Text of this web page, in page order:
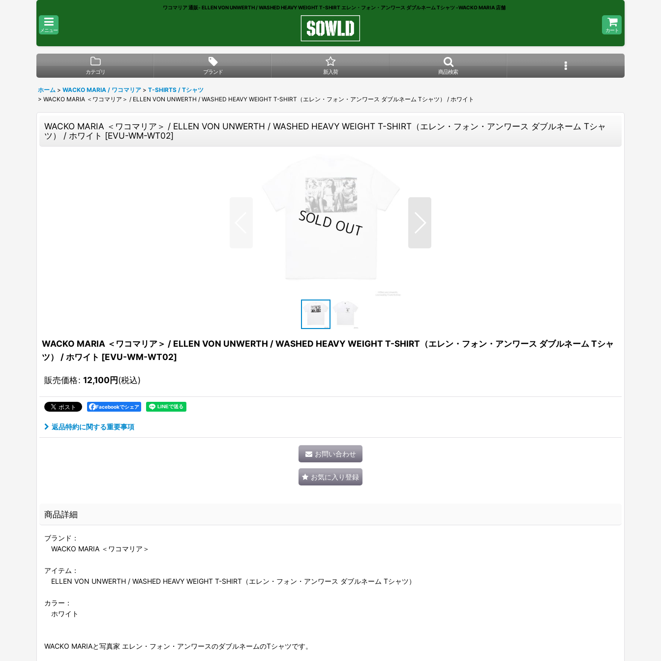
ワコマリア 通販- ELLEN VON UNWERTH / WASHED HEAVY WEIGHT T-SHIRT エレン・フォン・アンワース ダブルネーム Tシャツ -WACKO MARIA 店舗
メニュー カート
カテゴリ ブランド 新入荷 商品検索
ホーム > WACKO MARIA / ワコマリア > T-SHIRTS / Tシャツ
> WACKO MARIA ＜ワコマリア＞ / ELLEN VON UNWERTH / WASHED HEAVY WEIGHT T-SHIRT（エレン・フォン・アンワース ダブルネーム Tシャツ） / ホワイト
WACKO MARIA ＜ワコマリア＞ / ELLEN VON UNWERTH / WASHED HEAVY WEIGHT T-SHIRT（エレン・フォン・アンワース ダブルネーム Tシャ
ツ） / ホワイト [EVU-WM-WT02]
WACKO MARIA ＜ワコマリア＞ / ELLEN VON UNWERTH / WASHED HEAVY WEIGHT T-SHIRT（エレン・フォン・アンワース ダブルネーム Tシャ
ツ） / ホワイト [EVU-WM-WT02]
販売価格: 12,100円(税込)
Facebookでシェア
返品特約に関する重要事項
お問い合わせ
お気に入り登録
商品詳細
ブランド：
WACKO MARIA ＜ワコマリア＞
アイテム：
ELLEN VON UNWERTH / WASHED HEAVY WEIGHT T-SHIRT（エレン・フォン・アンワース ダブルネーム Tシャツ）
カラー：
ホワイト
WACKO MARIAと写真家 エレン・フォン・アンワースのダブルネームのTシャツです。